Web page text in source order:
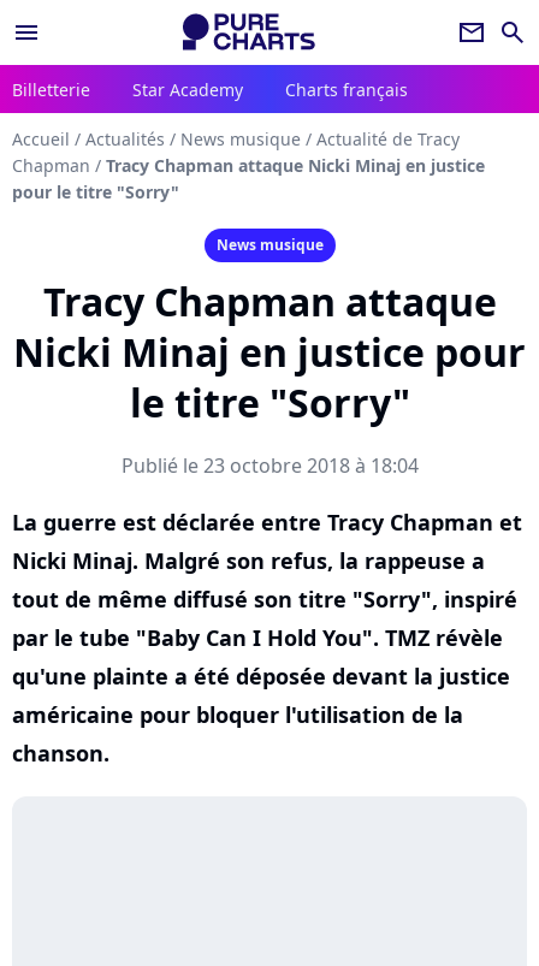
menu newsletter search
Billetterie Star Academy Charts français
Accueil / Actualités / News musique / Actualité de Tracy
Chapman / Tracy Chapman attaque Nicki Minaj en justice
pour le titre "Sorry"
News musique
Tracy Chapman attaque
Nicki Minaj en justice pour
le titre "Sorry"
Publié le 23 octobre 2018 à 18:04
La guerre est déclarée entre Tracy Chapman et
Nicki Minaj. Malgré son refus, la rappeuse a
tout de même diffusé son titre "Sorry", inspiré
par le tube "Baby Can I Hold You". TMZ révèle
qu'une plainte a été déposée devant la justice
américaine pour bloquer l'utilisation de la
chanson.